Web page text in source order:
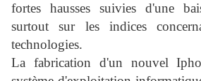
fortes hausses suivies d'une
surtout sur les indices
technologies.
La fabrication d'un nouvel